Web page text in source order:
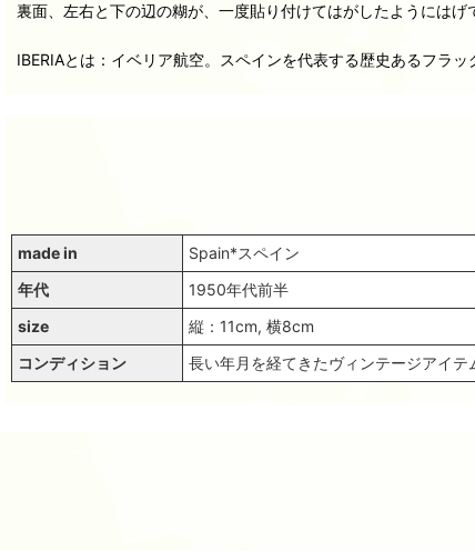
裏面、左右と下の辺の糊が、一度貼り付けてはがしたようには
IBERIAとは：イベリア航空。スペインを代表する歴史あるフラ
made in
Spain*スペイン
年代
1950年代前半
size
縦：11cm, 横8cm
コンディション
長い年月を経てきたヴィンテージアイテ